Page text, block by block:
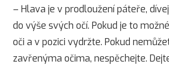
– Hlava je v prodloužení páteře,
do výše svých očí. Pokud je to
oči a v pozici vydržte. Pokud
zavřenýma očima, nespěchejte.